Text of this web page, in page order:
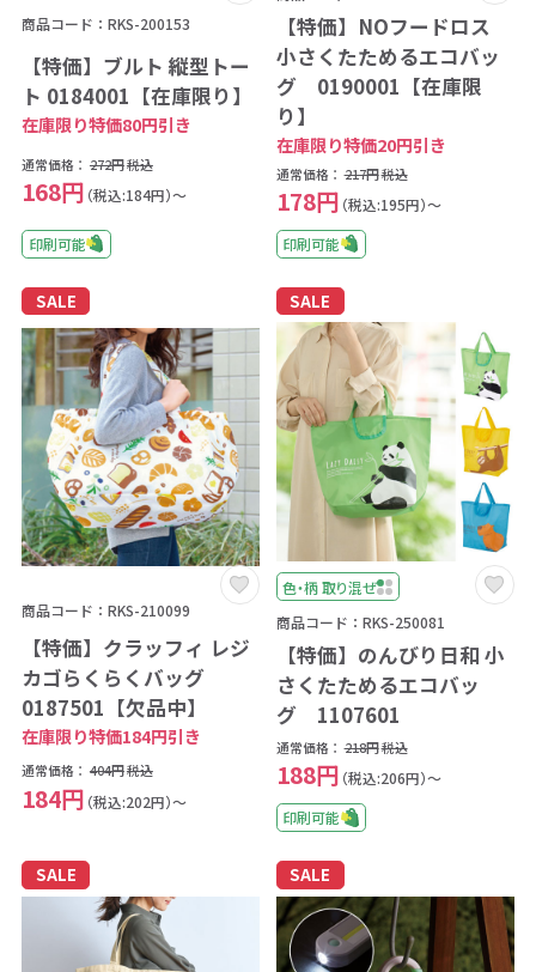
商品コード：RKS-200153
【特価】ブルト 縦型トー
ト 0184001【在庫限り】
在庫限り特価80円引き
通常価格： 272円税込
168円 （税込:184円）～
印刷可能
【特価】NOフードロス
小さくたためるエコバッ
グ 0190001【在庫限
り】
在庫限り特価20円引き
通常価格： 217円税込
178円 （税込:195円）～
印刷可能
SALE
商品コード：RKS-210099
【特価】クラッフィ レジ
カゴらくらくバッグ
0187501【欠品中】
在庫限り特価184円引き
通常価格： 404円税込
184円 （税込:202円）～
SALE
色・柄 取り混ぜ
商品コード：RKS-250081
【特価】のんびり日和 小
さくたためるエコバッ
グ 1107601
通常価格： 218円税込
188円 （税込:206円）～
印刷可能
SALE SALE